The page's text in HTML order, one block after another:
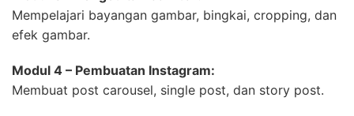
Mempelajari bayangan gambar, bingkai, cropping, dan
efek gambar.
Modul 4 – Pembuatan Instagram:
Membuat post carousel, single post, dan story post.